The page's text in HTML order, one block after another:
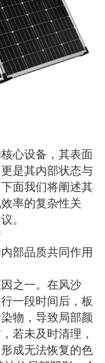
心设备，其表面
是其内部状态与
下面我们将阐述其
率的复杂性关
。
部品质共同作用
之一。在风沙
一段时间后，板
物，导致局部颜
若未及时清理，
成无法恢复的色